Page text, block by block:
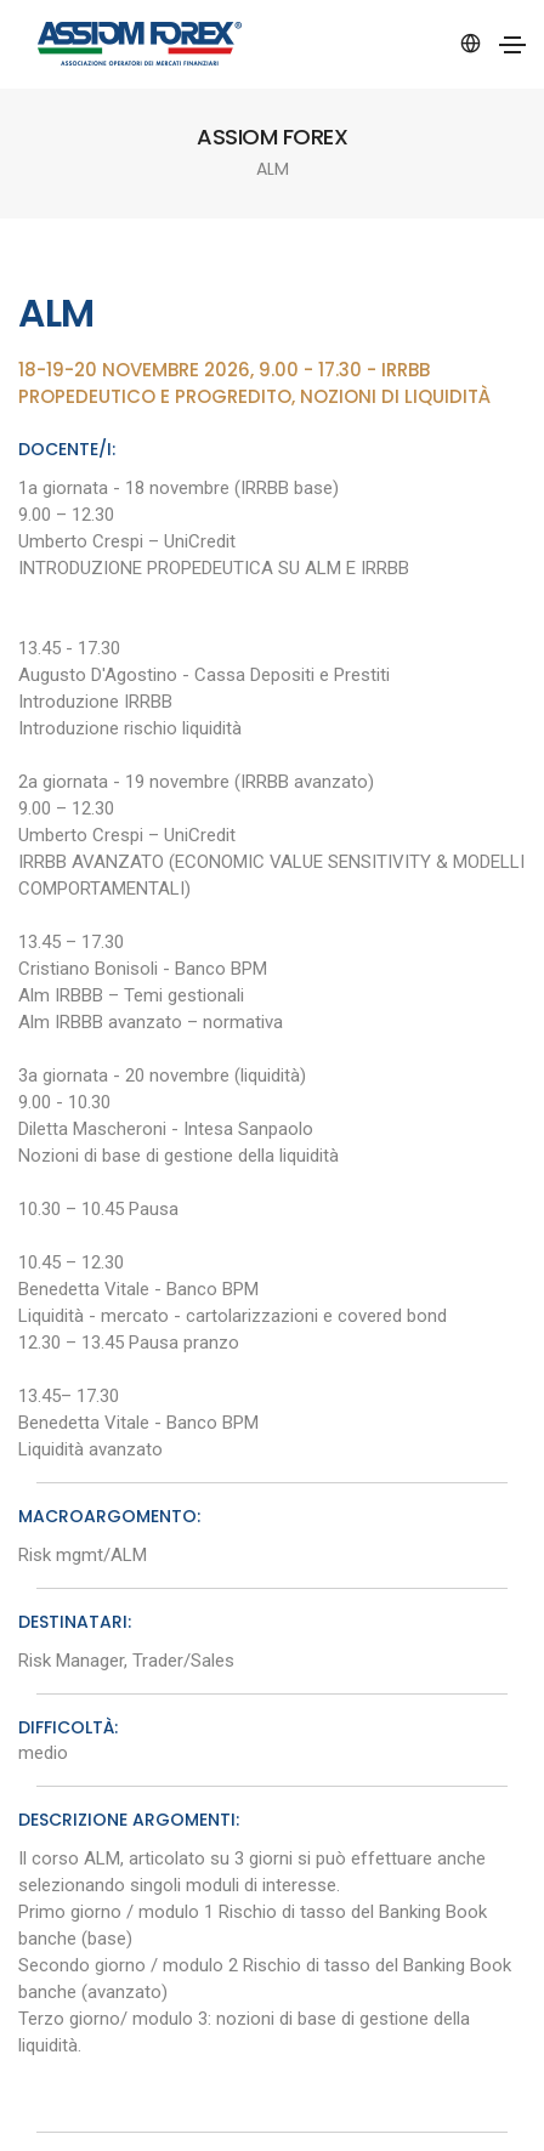
ASSIOM FOREX
ALM
ALM
18-19-20 NOVEMBRE 2026, 9.00 - 17.30 - IRRBB
PROPEDEUTICO E PROGREDITO, NOZIONI DI LIQUIDITÀ
DOCENTE/I:
1a giornata - 18 novembre (IRRBB base)
9.00 – 12.30
Umberto Crespi – UniCredit
INTRODUZIONE PROPEDEUTICA SU ALM E IRRBB
13.45 - 17.30
Augusto D'Agostino - Cassa Depositi e Prestiti
Introduzione IRRBB
Introduzione rischio liquidità
2a giornata - 19 novembre (IRRBB avanzato)
9.00 – 12.30
Umberto Crespi – UniCredit
IRRBB AVANZATO (ECONOMIC VALUE SENSITIVITY & MODELLI
COMPORTAMENTALI)
13.45 – 17.30
Cristiano Bonisoli - Banco BPM
Alm IRBBB – Temi gestionali
Alm IRBBB avanzato – normativa
3a giornata - 20 novembre (liquidità)
9.00 - 10.30
Diletta Mascheroni - Intesa Sanpaolo
Nozioni di base di gestione della liquidità
10.30 – 10.45 Pausa
10.45 – 12.30
Benedetta Vitale - Banco BPM
Liquidità - mercato - cartolarizzazioni e covered bond
12.30 – 13.45 Pausa pranzo
13.45– 17.30
Benedetta Vitale - Banco BPM
Liquidità avanzato
MACROARGOMENTO:
Risk mgmt/ALM
DESTINATARI:
Risk Manager, Trader/Sales
DIFFICOLTÀ:
medio
DESCRIZIONE ARGOMENTI:
Il corso ALM, articolato su 3 giorni si può effettuare anche
selezionando singoli moduli di interesse.
Primo giorno / modulo 1 Rischio di tasso del Banking Book
banche (base)
Secondo giorno / modulo 2 Rischio di tasso del Banking Book
banche (avanzato)
Terzo giorno/ modulo 3: nozioni di base di gestione della
liquidità.